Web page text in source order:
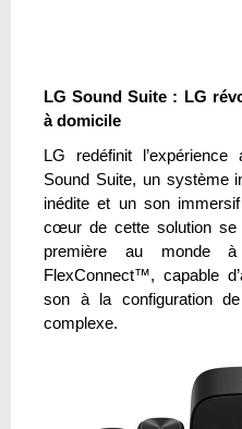
LG Sound Suite : LG
à domicile
LG redéfinit
Sound Suite, un système
inédite et un son
cœur de cette solution
première au monde
FlexConnect™, capable
son à la configuration
complexe.